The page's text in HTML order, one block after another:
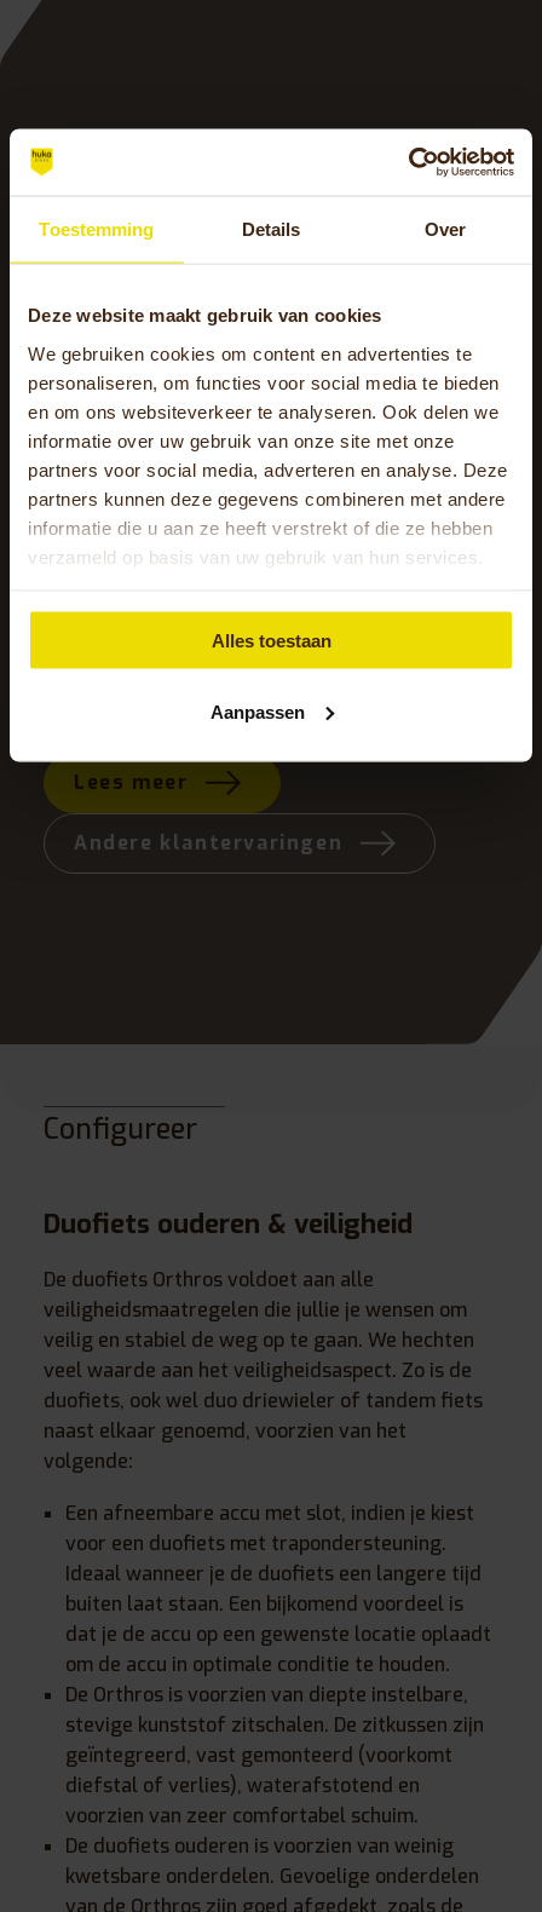
Toestemming Details Over
Deze website maakt gebruik van cookies
We gebruiken cookies om content en advertenties te
personaliseren, om functies voor social media te bieden
en om ons websiteverkeer te analyseren. Ook delen we
informatie over uw gebruik van onze site met onze
partners voor social media, adverteren en analyse. Deze
partners kunnen deze gegevens combineren met andere
informatie die u aan ze heeft verstrekt of die ze hebben
verzameld op basis van uw gebruik van hun services.
Alles toestaan
Aanpassen
Jozef in Weerselo – onderdeel
van Zorggroep Sint Maarten –..
Lees meer
Andere klantervaringen
Configureer
Duofiets ouderen & veiligheid
De duofiets Orthros voldoet aan alle
veiligheidsmaatregelen die jullie je wensen om
veilig en stabiel de weg op te gaan. We hechten
veel waarde aan het veiligheidsaspect. Zo is de
duofiets, ook wel duo driewieler of tandem fiets
naast elkaar genoemd, voorzien van het
volgende:
Een afneembare accu met slot, indien je kiest
voor een duofiets met trapondersteuning.
Ideaal wanneer je de duofiets een langere tijd
buiten laat staan. Een bijkomend voordeel is
dat je de accu op een gewenste locatie oplaadt
om de accu in optimale conditie te houden.
De Orthros is voorzien van diepte instelbare,
stevige kunststof zitschalen. De zitkussen zijn
geïntegreerd, vast gemonteerd (voorkomt
diefstal of verlies), waterafstotend en
voorzien van zeer comfortabel schuim.
De duofiets ouderen is voorzien van weinig
kwetsbare onderdelen. Gevoelige onderdelen